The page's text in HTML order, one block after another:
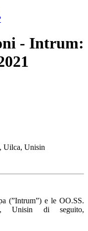
- Intrum:
Uilca, Unisin
(”Intrum”) e le OO.SS.
Unisin di seguito,